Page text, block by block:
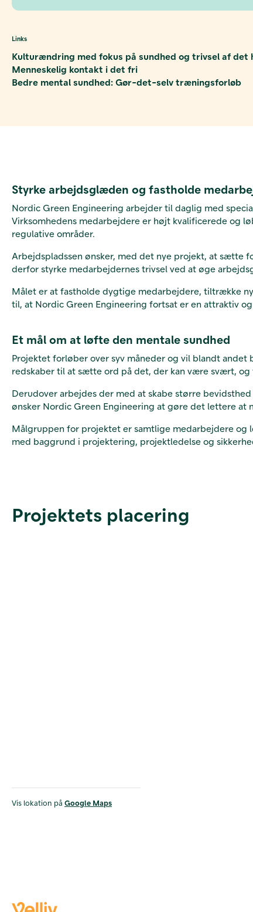
Links
Kulturændring med fokus på sundhed og trivsel af det
Menneskelig kontakt i det fri
Bedre mental sundhed: Gør-det-selv træningsforløb
Styrke arbejdsglæden og fastholde
Nordic Green Engineering arbejder til daglig med
Virksomhedens medarbejdere er højt kvalificerede og
regulative områder.
Arbejdspladssen ønsker, med det nye projekt, at sætte
derfor styrke medarbejdernes trivsel ved at øge
Målet er at fastholde dygtige medarbejdere, tiltrække
til, at Nordic Green Engineering fortsat er en attraktiv
Et mål om at løfte den mentale sundhed
Projektet forløber over syv måneder og vil blandt
redskaber til at sætte ord på det, der kan være svært,
Derudover arbejdes der med at skabe større
ønsker Nordic Green Engineering at gøre det lettere at
Målgruppen for projektet er samtlige medarbejdere og
med baggrund i projektering, projektledelse og
Projektets placering
Vis lokation på Google Maps